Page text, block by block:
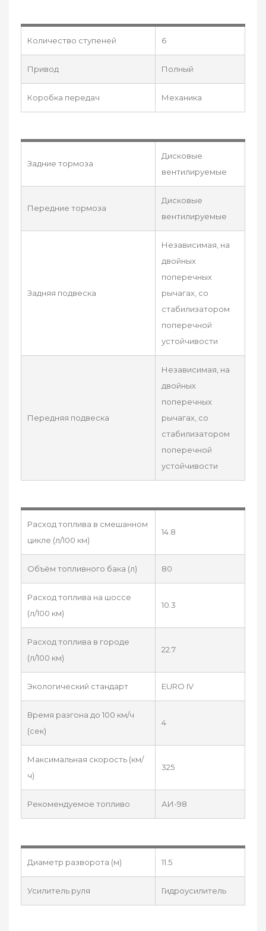
Количество ступеней 6
Привод Полный
Коробка передач Механика
Задние тормоза
Дисковые
вентилируемые
Передние тормоза
Дисковые
вентилируемые
Задняя подвеска
Независимая, на
двойных
поперечных
рычагах, со
стабилизатором
поперечной
устойчивости
Передняя подвеска
Независимая, на
двойных
поперечных
рычагах, со
стабилизатором
поперечной
устойчивости
Расход топлива в смешанном
цикле (л/100 км)
14.8
Объём топливного бака (л) 80
Расход топлива на шоссе
(л/100 км)
10.3
Расход топлива в городе
(л/100 км)
22.7
Экологический стандарт EURO IV
Время разгона до 100 км/ч
(сек)
4
Максимальная скорость (км/
ч)
325
Рекомендуемое топливо АИ-98
Диаметр разворота (м) 11.5
Усилитель руля Гидроусилитель